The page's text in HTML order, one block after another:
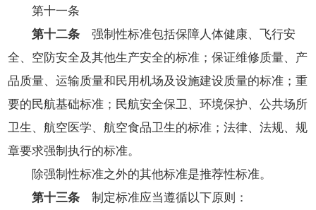
第十一条
第十二条 强制性标准包括保障人体健康、飞行安
全、空防安全及其他生产安全的标准；保证维修质量、产
品质量、运输质量和民用机场及设施建设质量的标准；重
要的民航基础标准；民航安全保卫、环境保护、公共场所
卫生、航空医学、航空食品卫生的标准；法律、法规、规
章要求强制执行的标准。
除强制性标准之外的其他标准是推荐性标准。
第十三条制定标准应当遵循以下原则：